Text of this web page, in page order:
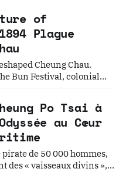
of
Plague
Cheung Chau.
Bun Festival, colonial
Po Tsai à
au Cœur
de 50 000 hommes,
des « vaisseaux divins », a